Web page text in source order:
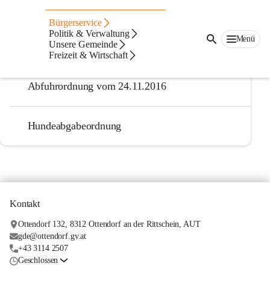
Bürgerservice
Politik & Verwaltung
Unsere Gemeinde
Freizeit & Wirtschaft
Menü
Verordnungen
Abfuhrordnung Anderung vom 21.11.2024
Abfuhrordnung vom 24.11.2016
Hundeabgabeordnung
Kontakt
Ottendorf 132, 8312 Ottendorf an der Rittschein, AUT
gde@ottendorf.gv.at
+43 3114 2507
Geschlossen